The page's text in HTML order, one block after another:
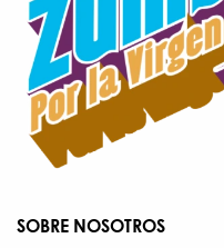
SOBRE NOSOTROS